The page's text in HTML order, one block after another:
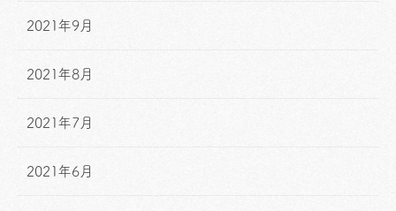
2021年9月
2021年8月
2021年7月
2021年6月